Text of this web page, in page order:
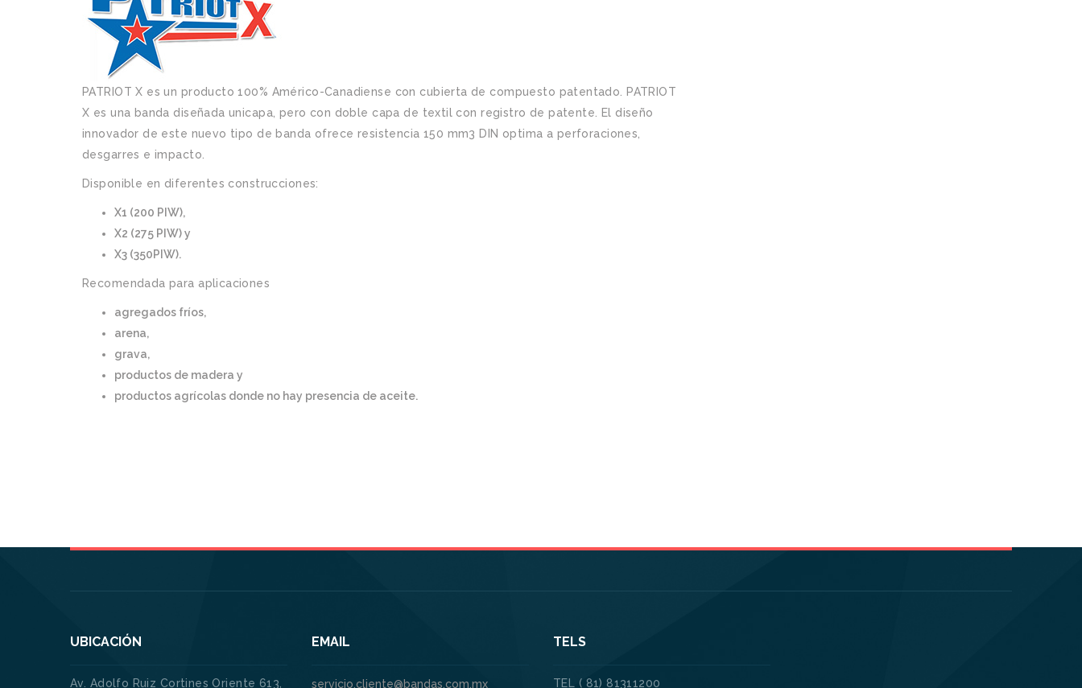
PATRIOT X es un producto 100% Américo-Canadiense con cubierta de compuesto patentado. PATRIOT
X es una banda diseñada unicapa, pero con doble capa de textil con registro de patente. El diseño
innovador de este nuevo tipo de banda ofrece resistencia 150 mm3 DIN optima a perforaciones,
desgarres e impacto.
Disponible en diferentes construcciones:
X1 (200 PIW),
X2 (275 PIW) y
X3 (350PIW).
Recomendada para aplicaciones
agregados fríos,
arena,
grava,
productos de madera y
productos agrícolas donde no hay presencia de aceite.
UBICACIÓN
Av. Adolfo Ruiz Cortines Oriente 613,
EMAIL
servicio.cliente@bandas.com.mx
TELS
TEL ( 81) 81311200